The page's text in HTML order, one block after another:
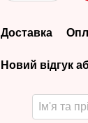
Доставка
Новий відгук